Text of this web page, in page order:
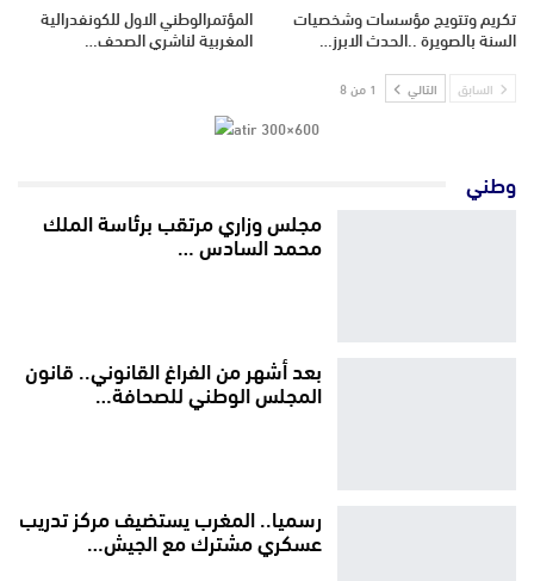
تكريم وتتويج مؤسسات وشخصيات
السنة بالصويرة ..الحدث الابرز…
المؤتمرالوطني الاول للكونفدرالية
المغربية لناشري الصحف…
السابق التالي 1 من 8
وطني
مجلس وزاري مرتقب برئاسة الملك
محمد السادس …
بعد أشهر من الفراغ القانوني.. قانون
المجلس الوطني للصحافة…
رسميا.. المغرب يستضيف مركز تدريب
عسكري مشترك مع الجيش…